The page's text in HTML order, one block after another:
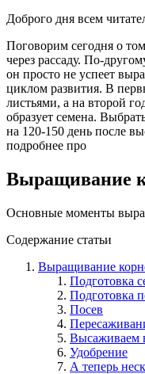
Доброго дня всем
Поговорим сегодня о
через рассаду. По-
он просто не успеет
циклом развития. В
листьями, а на второй
образует семена.
на 120-150 день после
подробнее про
Выращивание
Основные моменты
Содержание статьи
Выращивание
Подготовка
Подготовка
Посев
Высаживаем
Удобрение
А теперь